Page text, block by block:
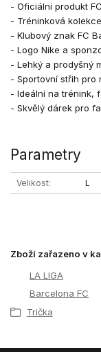
- Oficiální produkt
- Tréninková
- Klubový znak FC
- Logo Nike a
- Lehký a prodyšný
- Sportovní střih pro
- Ideální na trénink,
- Skvělý dárek pro
Parametry
Velikost L
Zboží zařazeno v
LA LIGA
Barcelona FC
Trička